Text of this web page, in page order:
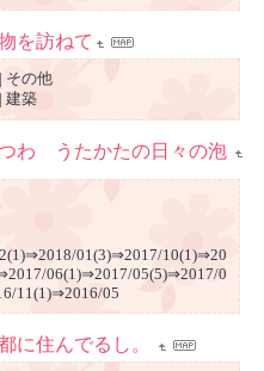
を訪ねて
その他
建築
わ うたかたの日々の泡
01(3)⇒2017/10(1)⇒20
06(1)⇒2017/05(5)⇒2017/0
11(1)⇒2016/05
に住んでるし。